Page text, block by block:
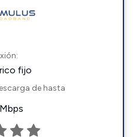
fijo
de hasta
Mbps